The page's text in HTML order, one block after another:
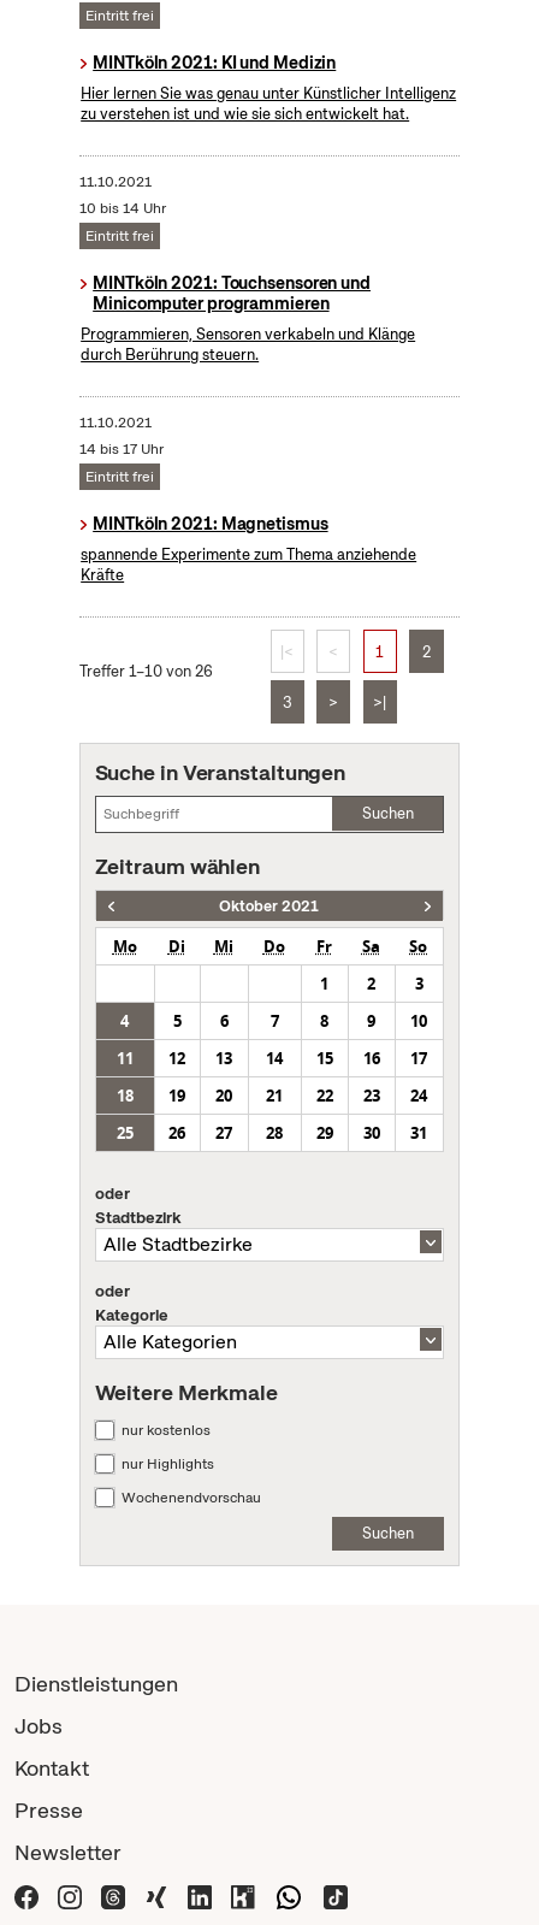
Eintritt frei
MINTköln 2021: KI und Medizin
Hier lernen Sie was genau unter Künstlicher Intelligenz
zu verstehen ist und wie sie sich entwickelt hat.
11.10.2021
10 bis 14 Uhr
Eintritt frei
MINTköln 2021: Touchsensoren und
Minicomputer programmieren
Programmieren, Sensoren verkabeln und Klänge
durch Berührung steuern.
11.10.2021
14 bis 17 Uhr
Eintritt frei
MINTköln 2021: Magnetismus
spannende Experimente zum Thema anziehende
Kräfte
Treffer 1–10 von 26
|< < 1 2
3 > >|
Suche in Veranstaltungen
Suchen
Zeitraum wählen
Oktober 2021
Mo Di Mi Do Fr Sa
So
1
2
3
4
5 6 7 8 9
10
11
12 13 14 15 16
17
18
19 20 21 22 23
24
25
26 27 28 29 30 31
oder
Stadtbezirk
oder
Kategorie
Weitere Merkmale
nur kostenlos
nur Highlights
Wochenendvorschau
Suchen
Dienstleistungen
Jobs
Kontakt
Presse
Newsletter